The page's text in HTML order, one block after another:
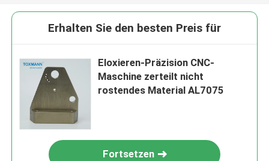
Erhalten Sie den besten Preis für
Eloxieren-Präzision CNC-
Maschine zerteilt nicht
rostendes Material AL7075
Fortsetzen